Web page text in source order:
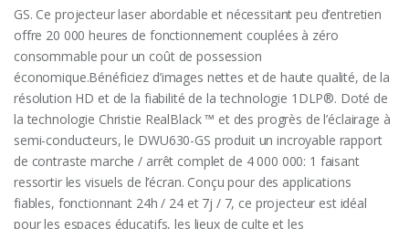
GS. Ce projecteur laser abordable et nécessitant peu d’entretien
offre 20 000 heures de fonctionnement couplées à zéro
consommable pour un coût de possession
économique.Bénéficiez d’images nettes et de haute qualité, de la
résolution HD et de la fiabilité de la technologie 1DLP®. Doté de
la technologie Christie RealBlack ™ et des progrès de l’éclairage à
semi-conducteurs, le DWU630-GS produit un incroyable rapport
de contraste marche / arrêt complet de 4 000 000: 1 faisant
ressortir les visuels de l’écran. Conçu pour des applications
fiables, fonctionnant 24h / 24 et 7j / 7, ce projecteur est idéal
pour les espaces éducatifs, les lieux de culte et les